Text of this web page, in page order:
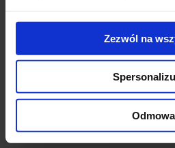
Zezwól na
Odmowa
Skontaktuj się z
Jones Lang LaSalle Sp. z o.o.